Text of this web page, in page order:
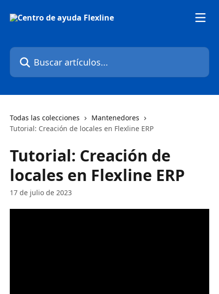
Buscar artículos...
Todas las colecciones
Mantenedores
Tutorial: Creación de locales en Flexline ERP
Tutorial: Creación de
locales en Flexline ERP
17 de julio de 2023